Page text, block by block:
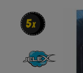
5x
5x